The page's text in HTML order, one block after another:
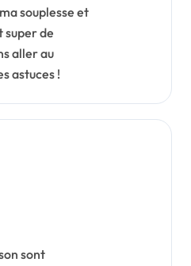
souplesse et
super de
aller au
astuces !
sont